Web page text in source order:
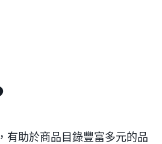
有助於商品目錄豐富多元的品